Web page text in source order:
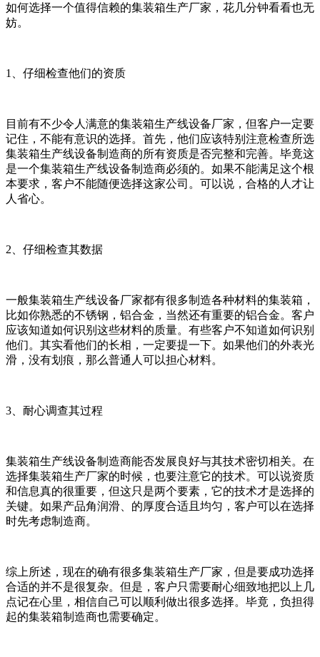
如何选择一个值得信赖的集装箱生产厂家，花几分钟看看也无
妨。
1、仔细检查他们的资质
目前有不少令人满意的集装箱生产线设备厂家，但客户一定要
记住，不能有意识的选择。首先，他们应该特别注意检查所选
集装箱生产线设备制造商的所有资质是否完整和完善。毕竟这
是一个集装箱生产线设备制造商必须的。如果不能满足这个根
本要求，客户不能随便选择这家公司。可以说，合格的人才让
人省心。
2、仔细检查其数据
一般集装箱生产线设备厂家都有很多制造各种材料的集装箱，
比如你熟悉的不锈钢，铝合金，当然还有重要的铝合金。客户
应该知道如何识别这些材料的质量。有些客户不知道如何识别
他们。其实看他们的长相，一定要提一下。如果他们的外表光
滑，没有划痕，那么普通人可以担心材料。
3、耐心调查其过程
集装箱生产线设备制造商能否发展良好与其技术密切相关。在
选择集装箱生产厂家的时候，也要注意它的技术。可以说资质
和信息真的很重要，但这只是两个要素，它的技术才是选择的
关键。如果产品角润滑、的厚度合适且均匀，客户可以在选择
时先考虑制造商。
综上所述，现在的确有很多集装箱生产厂家，但是要成功选择
合适的并不是很复杂。但是，客户只需要耐心细致地把以上几
点记在心里，相信自己可以顺利做出很多选择。毕竟，负担得
起的集装箱制造商也需要确定。